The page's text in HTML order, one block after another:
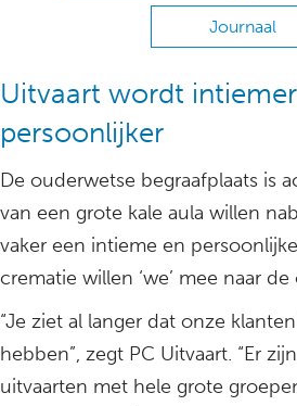
Journaal
Uitvaart wordt
persoonlijker
De ouderwetse begraafplaats is
van een grote kale aula willen
vaker een intieme en
crematie willen ‘we’ mee naar
“Je ziet al langer dat onze
hebben”, zegt PC Uitvaart. “Er
uitvaarten met hele grote